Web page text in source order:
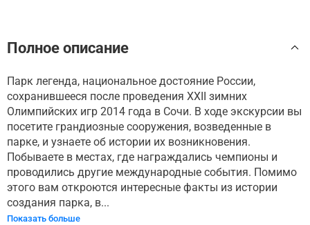
Полное описание
Парк легенда, национальное достояние России,
сохранившееся после проведения XXII зимних
Олимпийских игр 2014 года в Сочи. В ходе экскурсии вы
посетите грандиозные сооружения, возведенные в
парке, и узнаете об истории их возникновения.
Побываете в местах, где награждались чемпионы и
проводились другие международные события. Помимо
этого вам откроются интересные факты из истории
создания парка, в...
Показать больше